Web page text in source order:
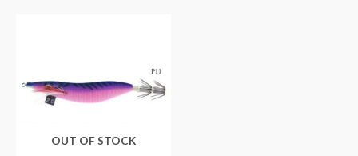
OUT OF STOCK